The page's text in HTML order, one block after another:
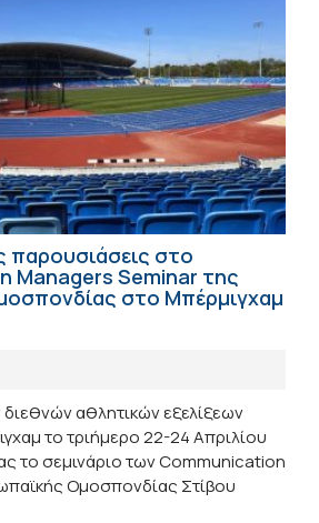
παρουσιάσεις στο
Managers Seminar της
στο Μπέρμιγχαμ
αθλητικών εξελίξεων
το τριήμερο 22-24 Απριλίου
το σεμινάριο των Communication
Ομοσπονδίας Στίβου